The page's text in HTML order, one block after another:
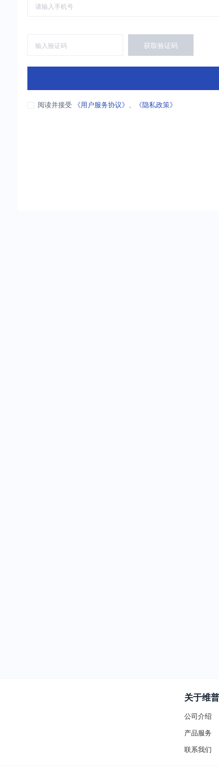
获取验证码
阅读并接受 《用户服务协议》 、 《隐私政策》
关于维普
公司介绍
产品服务
联系我们